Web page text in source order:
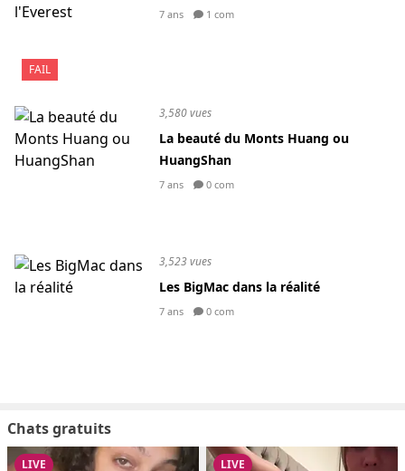
FAIL
7 ans 1 com
3,580 vues
La beauté du Monts Huang ou
HuangShan
7 ans 0 com
3,523 vues
Les BigMac dans la réalité
7 ans 0 com
Chats gratuits